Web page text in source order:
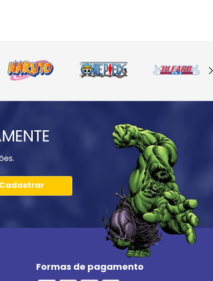
Cadastrar
Formas de pagamento